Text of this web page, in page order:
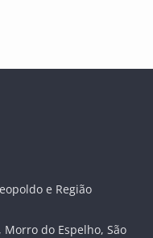
e Região
Morro do Espelho, São